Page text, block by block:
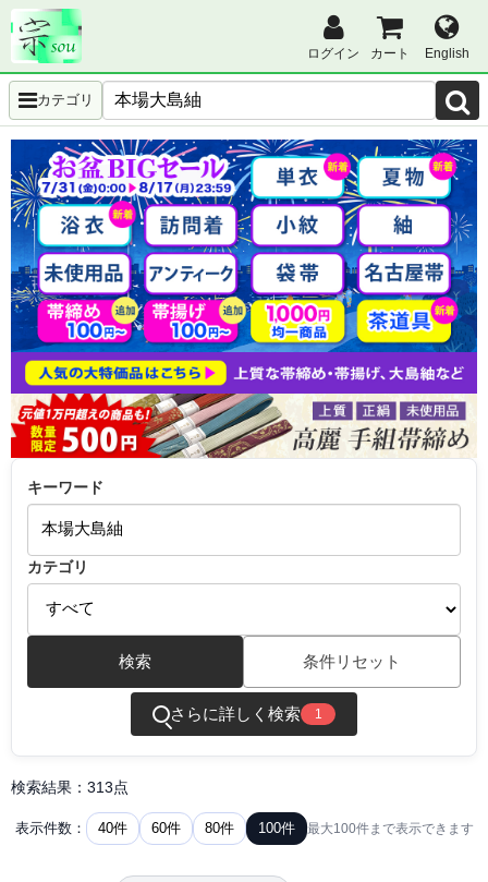
ログイン カート English
カテゴリ
キーワード
カテゴリ
検索 条件リセット
さらに詳しく検索 1
検索結果：313点
表示件数： 40件 60件 80件 100件 最大100件まで表示できます